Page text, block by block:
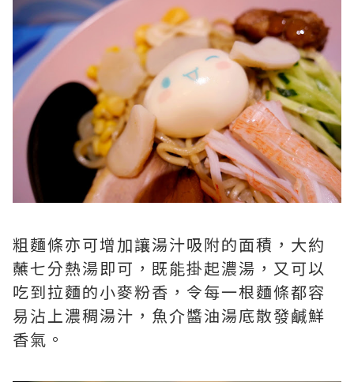
粗麵條亦可增加讓湯汁吸附的面積，大約
蘸七分熱湯即可，既能掛起濃湯，又可以
吃到拉麵的小麥粉香，令每一根麵條都容
易沾上濃稠湯汁，魚介醬油湯底散發鹹鮮
香氣。